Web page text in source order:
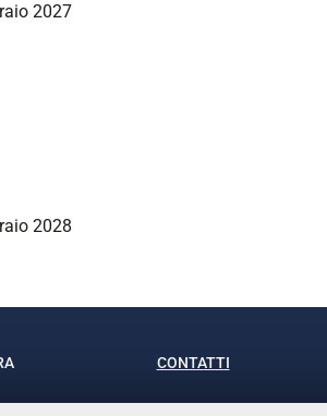
2027
2028
CONTATTI
Tel. +39 0532 293111